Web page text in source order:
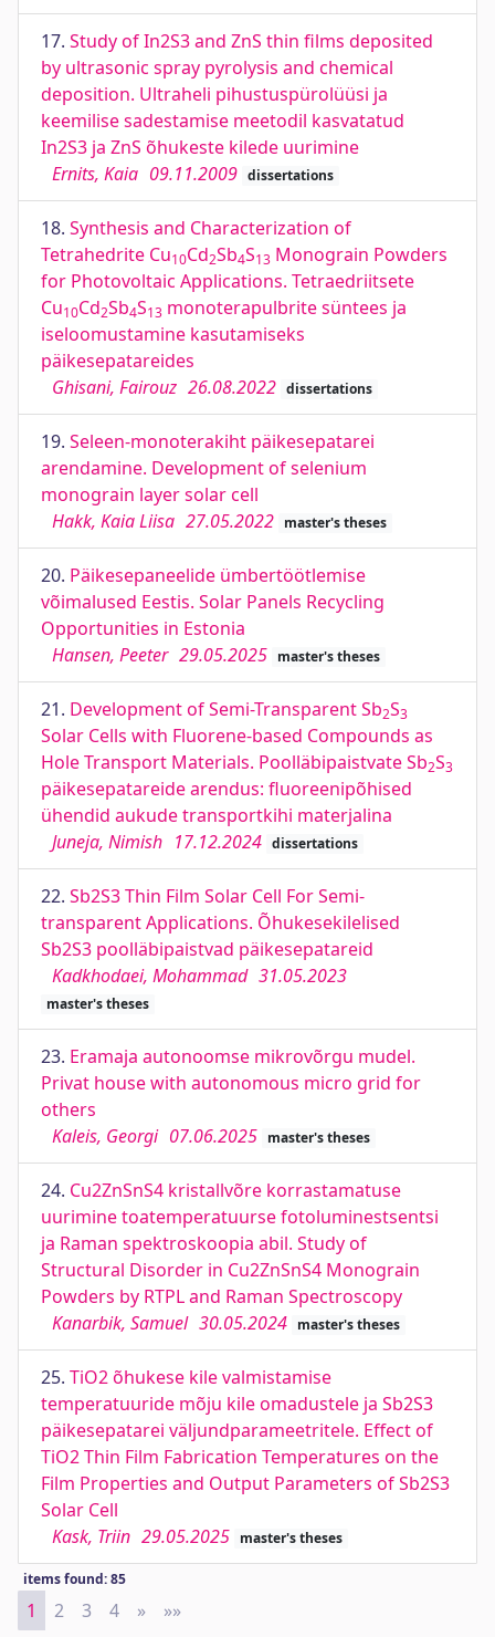
17. Study of In2S3 and ZnS thin films deposited
by ultrasonic spray pyrolysis and chemical
deposition. Ultraheli pihustuspürolüüsi ja
keemilise sadestamise meetodil kasvatatud
In2S3 ja ZnS õhukeste kilede uurimine
Ernits, Kaia 09.11.2009 dissertations
18. Synthesis and Characterization of
Tetrahedrite Cu10Cd2Sb4S13 Monograin Powders
for Photovoltaic Applications. Tetraedriitsete
Cu10Cd2Sb4S13 monoterapulbrite süntees ja
iseloomustamine kasutamiseks
päikesepatareides
Ghisani, Fairouz 26.08.2022 dissertations
19. Seleen-monoterakiht päikesepatarei
arendamine. Development of selenium
monograin layer solar cell
Hakk, Kaia Liisa 27.05.2022 master's theses
20. Päikesepaneelide ümbertöötlemise
võimalused Eestis. Solar Panels Recycling
Opportunities in Estonia
Hansen, Peeter 29.05.2025 master's theses
21. Development of Semi-Transparent Sb2S3
Solar Cells with Fluorene-based Compounds as
Hole Transport Materials. Poolläbipaistvate Sb2S3
päikesepatareide arendus: fluoreenipõhised
ühendid aukude transportkihi materjalina
Juneja, Nimish 17.12.2024 dissertations
22. Sb2S3 Thin Film Solar Cell For Semi-
transparent Applications. Õhukesekilelised
Sb2S3 poolläbipaistvad päikesepatareid
Kadkhodaei, Mohammad 31.05.2023
master's theses
23. Eramaja autonoomse mikrovõrgu mudel.
Privat house with autonomous micro grid for
others
Kaleis, Georgi 07.06.2025 master's theses
24. Cu2ZnSnS4 kristallvõre korrastamatuse
uurimine toatemperatuurse fotoluminestsentsi
ja Raman spektroskoopia abil. Study of
Structural Disorder in Cu2ZnSnS4 Monograin
Powders by RTPL and Raman Spectroscopy
Kanarbik, Samuel 30.05.2024 master's theses
25. TiO2 õhukese kile valmistamise
temperatuuride mõju kile omadustele ja Sb2S3
päikesepatarei väljundparameetritele. Effect of
TiO2 Thin Film Fabrication Temperatures on the
Film Properties and Output Parameters of Sb2S3
Solar Cell
Kask, Triin 29.05.2025 master's theses
items found: 85
1 2 3 4 » Next
»»